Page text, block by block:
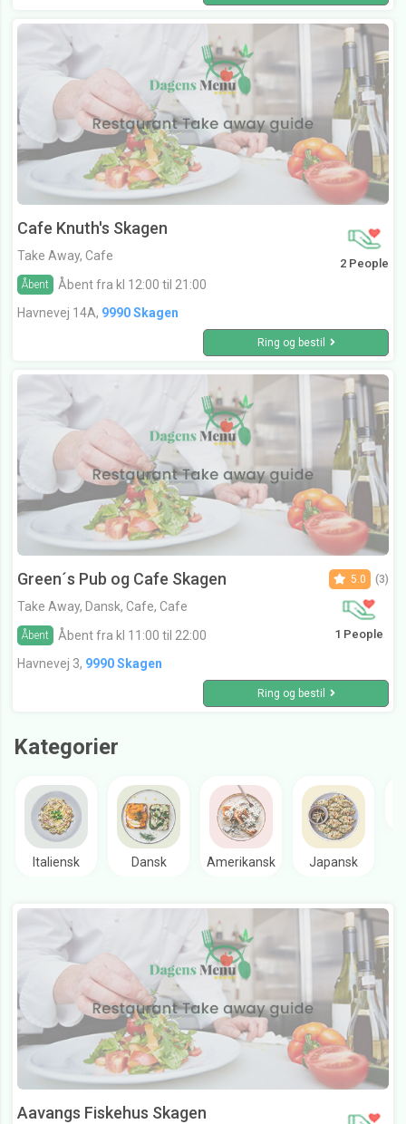
Cafe Knuth's Skagen
Take Away, Cafe
Åbent Åbent fra kl 12:00 til 21:00
2 People
Havnevej 14A, 9990 Skagen
Ring og bestil
Green´s Pub og Cafe Skagen
Take Away, Dansk, Cafe, Cafe
Åbent Åbent fra kl 11:00 til 22:00
5.0 (3)
1 People
Havnevej 3, 9990 Skagen
Ring og bestil
Kategorier
Italiensk Dansk Amerikansk Japansk
Aavangs Fiskehus Skagen